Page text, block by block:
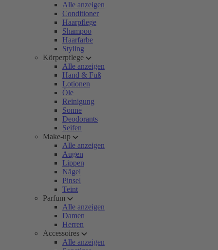
Alle anzeigen
Conditioner
Haarpflege
Shampoo
Haarfarbe
Styling
Körperpflege
Alle anzeigen
Hand & Fuß
Lotionen
Öle
Reinigung
Sonne
Deodorants
Seifen
Make-up
Alle anzeigen
Augen
Lippen
Nägel
Pinsel
Teint
Parfum
Alle anzeigen
Damen
Herren
Accessoires
Alle anzeigen